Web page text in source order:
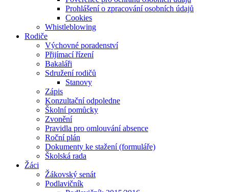
Prohlášení o zpracování osobních údajů
Cookies
Whistleblowing
Rodiče
Výchovné poradenství
Přijímací řízení
Bakaláři
Sdružení rodičů
Stanovy
Zápis
Konzultační odpoledne
Školní pomůcky
Zvonění
Pravidla pro omlouvání absence
Roční plán
Dokumenty ke stažení (formuláře)
Školská rada
Žáci
Žákovský senát
Podlavičník